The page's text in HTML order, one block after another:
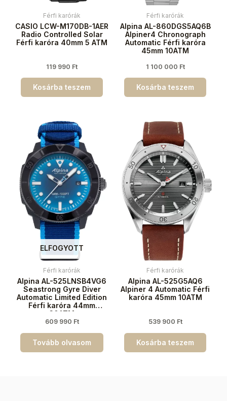
Férfi karórák
CASIO LCW-M170DB-1AER
Radio Controlled Solar
Férfi karóra 40mm 5 ATM
119 990 Ft
Kosárba teszem
Férfi karórák
Alpina AL-860DGS5AQ6B
Alpiner4 Chronograph
Automatic Férfi karóra
45mm 10ATM
1 100 000 Ft
Kosárba teszem
ELFOGYOTT
Férfi karórák
Alpina AL-525LNSB4VG6
Seastrong Gyre Diver
Automatic Limited Edition
Férfi karóra 44mm
30ATM
609 990 Ft
Tovább olvasom
Férfi karórák
Alpina AL-525G5AQ6
Alpiner 4 Automatic Férfi
karóra 45mm 10ATM
539 900 Ft
Kosárba teszem